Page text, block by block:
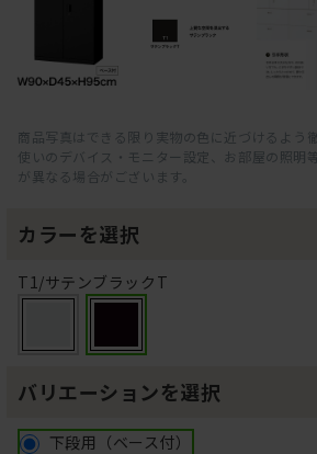
商品写真はできる限り実物の色に近づけるよう
使いのデバイス・モニター設定、お部屋の照明
が異なる場合がございます。
カラーを選択
T1/サテンブラックT
バリエーションを選択
下段用（ベース付）